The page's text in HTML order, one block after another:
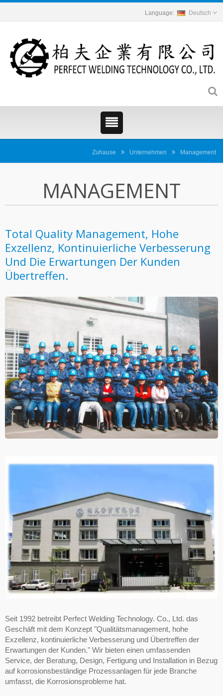
Deutsch
Zuhause Unternehmen Management
MANAGEMENT
Total Quality Management, Hohe
Exzellenz, Kontinuierliche Verbesserung
Und Die Erwartungen Der Kunden
Übertreffen.
Seit 1992 betreibt Perfect Welding Technology. Co., Ltd. das
Geschäft mit dem Konzept "Qualitätsmanagement, hohe
Exzellenz, kontinuierliche Verbesserung und Übertreffen der
Erwartungen der Kunden." Wir bieten einen umfassenden
Service, der Beratung, Design, Fertigung und Installation in Bezug
auf korrosionsbeständige Prozessanlagen für jede Branche
umfasst, die Korrosionsprobleme hat.